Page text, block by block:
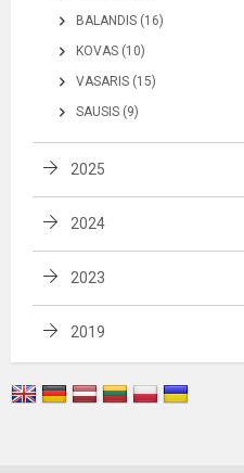
BALANDIS (16)
KOVAS (10)
VASARIS (15)
SAUSIS (9)
2025
2024
2023
2019